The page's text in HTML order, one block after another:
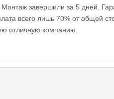
завершили за 5 дней.
всего лишь 70% от общей
отличную компанию.